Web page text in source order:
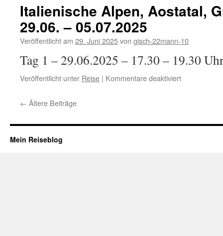
–
NP
Italienische Alpen, Aostatal,
29.06. – 05.07.2025
Veröffentlicht am 29. Juni 2025von gisch-22mann-10
Tag 1 – 29.06.2025 – 17.30 – 19.30
Veröffentlicht unter Reise | Kommentare deaktiviertfür
Paradiso
← Ältere Beiträge
Mein Reiseblog